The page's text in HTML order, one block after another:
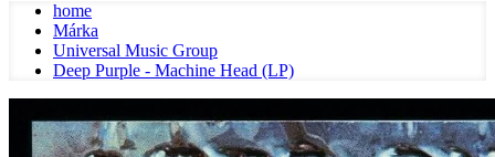
home
Márka
Universal Music Group
Deep Purple - Machine Head (LP)